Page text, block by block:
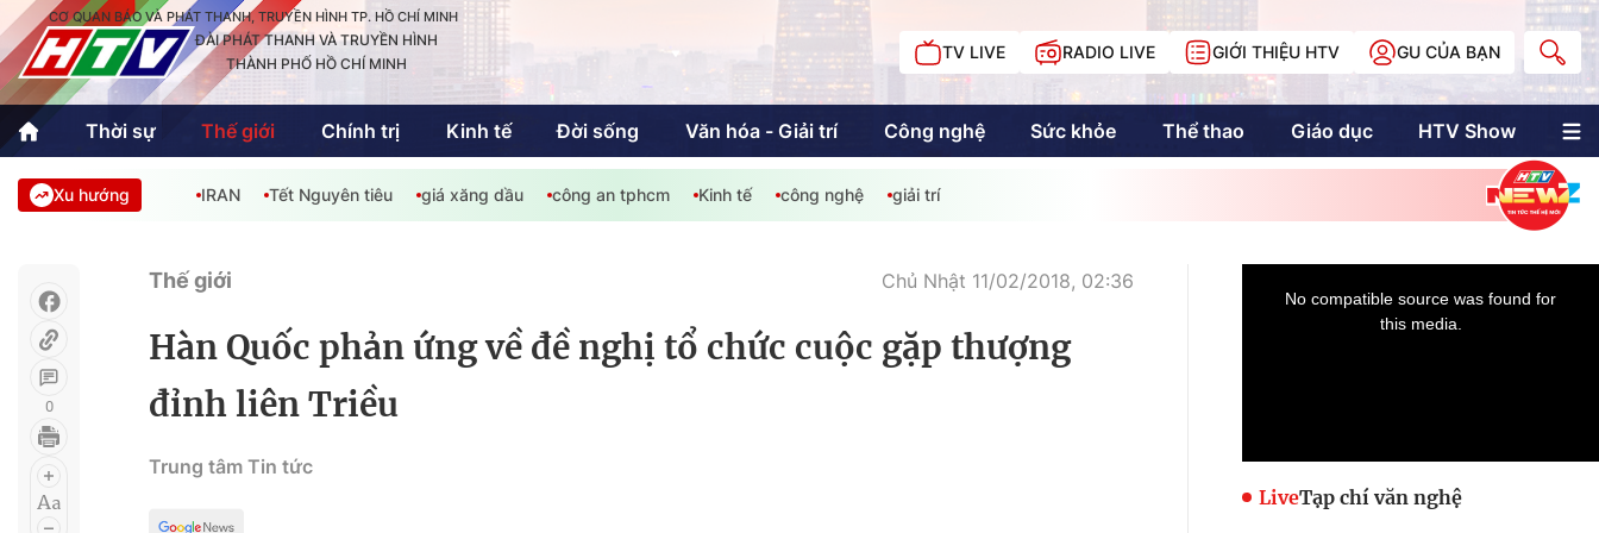
CƠ QUAN BÁO VÀ PHÁT THANH, TRUYỀN HÌNH TP. HỒ CHÍ MINH
ĐÀI PHÁT THANH VÀ TRUYỀN HÌNH
THÀNH PHỐ HỒ CHÍ MINH
TV LIVE RADIO LIVE GIỚI THIỆU HTV GU CỦA BẠN
Thời sự Thế giới Chính trị Kinh tế Đời sống Văn hóa - Giải trí Công nghệ Sức khỏe Thể thao Giáo dục HTV Show
Thời sự
Thể thao
Quốc tế
Văn hóa - Giải trí
Giáo dục Kinh tế
An Sinh
Công nghệ
Multimedia
Multiform
Doanh nhân Sài
Gòn
Xu hướng IRAN Tết Nguyên tiêu giá xăng dầu công an tphcm Kinh tế công nghệ giải trí
0
Thế giới Chủ Nhật 11/02/2018, 02:36
Hàn Quốc phản ứng về đề nghị tổ chức cuộc gặp thượng
đỉnh liên Triều
Trung tâm Tin tức
LiveTạp chí văn nghệ